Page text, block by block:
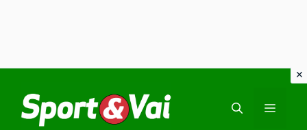
contenuto